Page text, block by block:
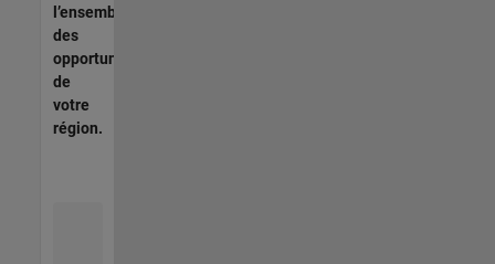
l’ensemble
des
opportunités
de
votre
région.